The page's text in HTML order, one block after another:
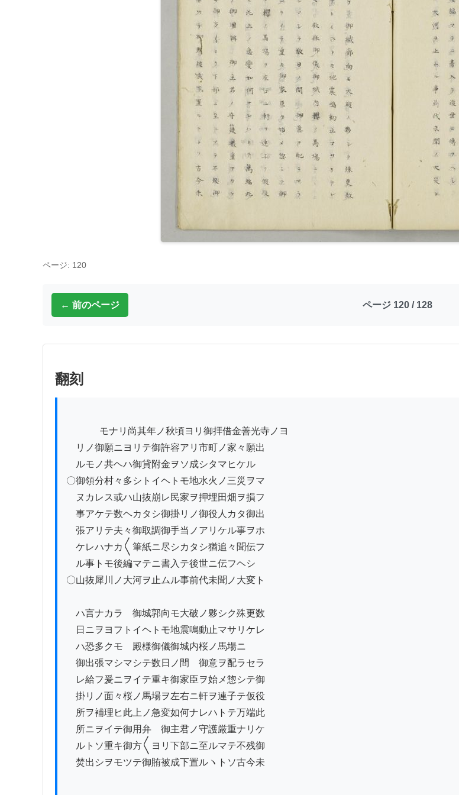
ページ: 120
← 前のページ ページ 120 / 128
翻刻
リノ御願ニヨリテ御許容アリ市町ノ家々願出
ルモノ共ヘハ御貸附金ヲソ成シタマヒケル
〇御領分村々多シトイヘトモ地水火ノ三災ヲマ
ヌカレス或ハ山抜崩レ民家ヲ押埋田畑ヲ損フ
事アケテ数ヘカタシ御掛リノ御役人カタ御出
張アリテ夫々御取調御手当ノアリケル事ヲホ
ケレハナカ〱筆紙ニ尽シカタシ猶追々聞伝フ
ル事トモ後編マテニ書入テ後世ニ伝フヘシ
〇山抜犀川ノ大河ヲ止ムル事前代未聞ノ大変ト
ハ言ナカラ　御城郭向モ大破ノ夥シク殊更数
日ニヲヨフトイヘトモ地震鳴動止マサリケレ
ハ恐多クモ　殿様御儀御城内桜ノ馬場ニ
御出張マシマシテ数日ノ間　御意ヲ配ラセラ
レ給フ爰ニヲイテ重キ御家臣ヲ始メ惣シテ御
掛リノ面々桜ノ馬場ヲ左右ニ軒ヲ連子テ仮役
所ヲ補理ヒ此上ノ急変如何ナレハトテ万端此
所ニヲイテ御用弁　御主君ノ守護厳重ナリケ
ルトソ重キ御方〱ヨリ下部ニ至ルマテ不残御
焚出シヲモツテ御賄被成下置ルヽトソ古今未